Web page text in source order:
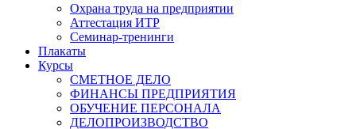
Охрана труда на предприятии
Аттестация ИТР
Семинар-тренинги
Плакаты
Курсы
СМЕТНОЕ ДЕЛО
ФИНАНСЫ ПРЕДПРИЯТИЯ
ОБУЧЕНИЕ ПЕРСОНАЛА
ДЕЛОПРОИЗВОДСТВО